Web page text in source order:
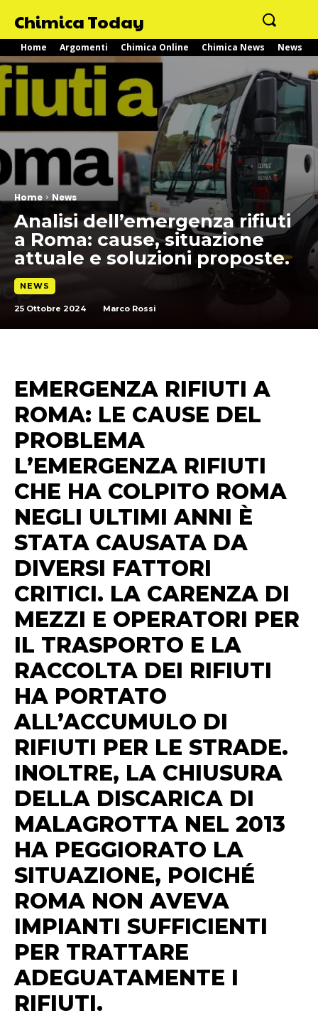
Chimica Today
Home Argomenti Chimica Online Chimica News News
Home News
Analisi dell’emergenza rifiuti
a Roma: cause, situazione
attuale e soluzioni proposte.
NEWS
25 Ottobre 2024 Marco Rossi
EMERGENZA RIFIUTI A
ROMA: LE CAUSE DEL
PROBLEMA
L’EMERGENZA RIFIUTI
CHE HA COLPITO ROMA
NEGLI ULTIMI ANNI È
STATA CAUSATA DA
DIVERSI FATTORI
CRITICI. LA CARENZA DI
MEZZI E OPERATORI PER
IL TRASPORTO E LA
RACCOLTA DEI RIFIUTI
HA PORTATO
ALL’ACCUMULO DI
RIFIUTI PER LE STRADE.
INOLTRE, LA CHIUSURA
DELLA DISCARICA DI
MALAGROTTA NEL 2013
HA PEGGIORATO LA
SITUAZIONE, POICHÉ
ROMA NON AVEVA
IMPIANTI SUFFICIENTI
PER TRATTARE
ADEGUATAMENTE I
RIFIUTI.